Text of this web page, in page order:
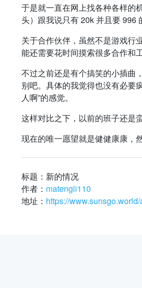
于是就一直在网上找各种各样的
头）跟我说只有 20k 并且要 996
关于合作伙伴，虽然不是游戏行
能还需要花时间摸索很多合作和
不过之前还是有个搞笑的小插曲
别吧。具体的我觉得也没有必要
人啊”的感觉。
这样对比之下，以前的班子还是
现在的唯一愿望就是健健康康，
标题：新的情况
作者： matengli110
地址： https://